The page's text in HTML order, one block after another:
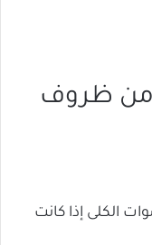
من ظروف
الكلى إذا كانت